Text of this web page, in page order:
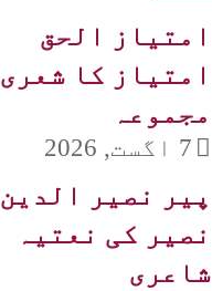
امتیاز الحق
امتیاز کا شعری
مجموعہ
7 اگست, 2026
پیر نصیر الدین
نصیر کی نعتیہ
شاعری